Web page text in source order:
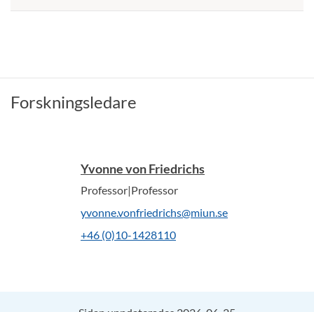
Forskningsledare
Yvonne von Friedrichs
Professor|Professor
yvonne.vonfriedrichs@miun.se
+46 (0)10-1428110